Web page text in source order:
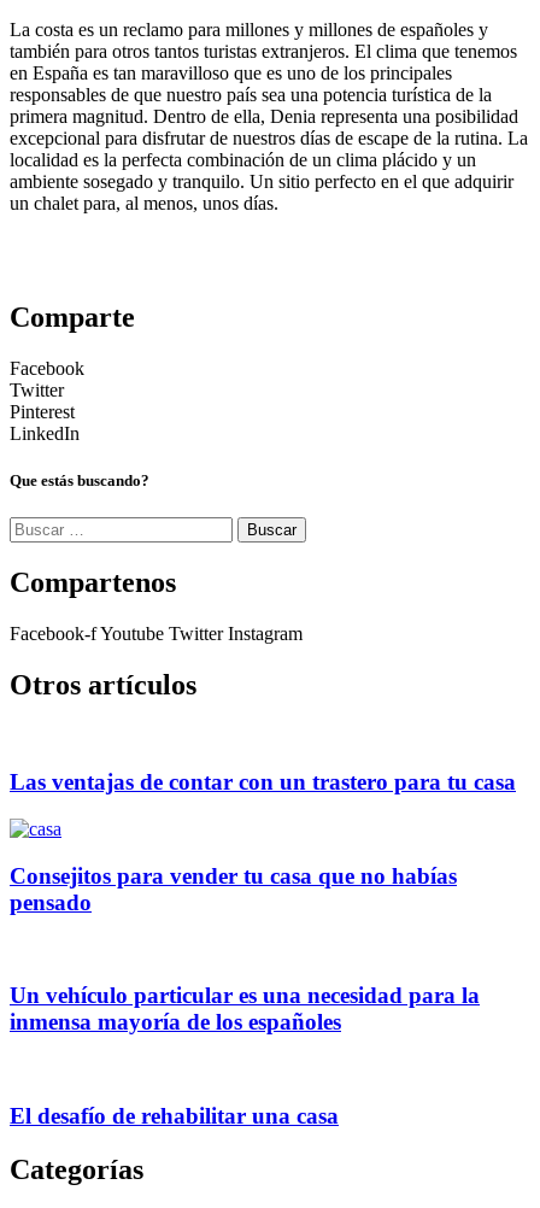
La costa es un reclamo para millones y millones de españoles y
también para otros tantos turistas extranjeros. El clima que tenemos
en España es tan maravilloso que es uno de los principales
responsables de que nuestro país sea una potencia turística de la
primera magnitud. Dentro de ella, Denia representa una posibilidad
excepcional para disfrutar de nuestros días de escape de la rutina. La
localidad es la perfecta combinación de un clima plácido y un
ambiente sosegado y tranquilo. Un sitio perfecto en el que adquirir
un chalet para, al menos, unos días.
Comparte
Facebook
Twitter
Pinterest
LinkedIn
Que estás buscando?
Buscar:
Compartenos
Facebook-fYoutube Twitter Instagram
Otros artículos
Las ventajas de contar con un trastero para tu casa
Consejitos para vender tu casa que no habías
pensado
Un vehículo particular es una necesidad para la
inmensa mayoría de los españoles
El desafío de rehabilitar una casa
Categorías